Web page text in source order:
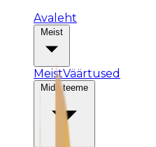
Avaleht
MeistVäärtused